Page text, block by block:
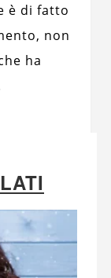
è di fatto
non
ha